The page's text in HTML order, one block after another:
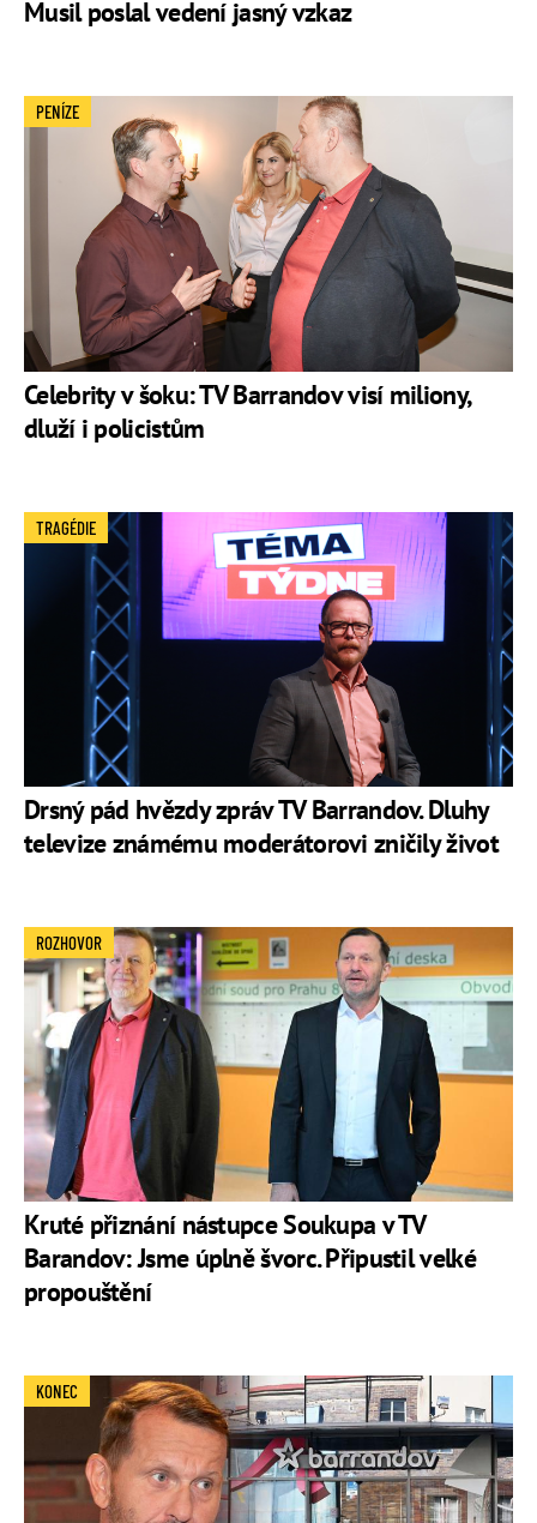
Musil poslal vedení jasný vzkaz
Celebrity v šoku: TV Barrandov visí miliony,
dluží i policistům
PENÍZE
Drsný pád hvězdy zpráv TV Barrandov. Dluhy
televize známému moderátorovi zničily život
TRAGÉDIE
Kruté přiznání nástupce Soukupa v TV
Barandov: Jsme úplně švorc. Připustil velké
propouštění
ROZHOVOR
KONEC